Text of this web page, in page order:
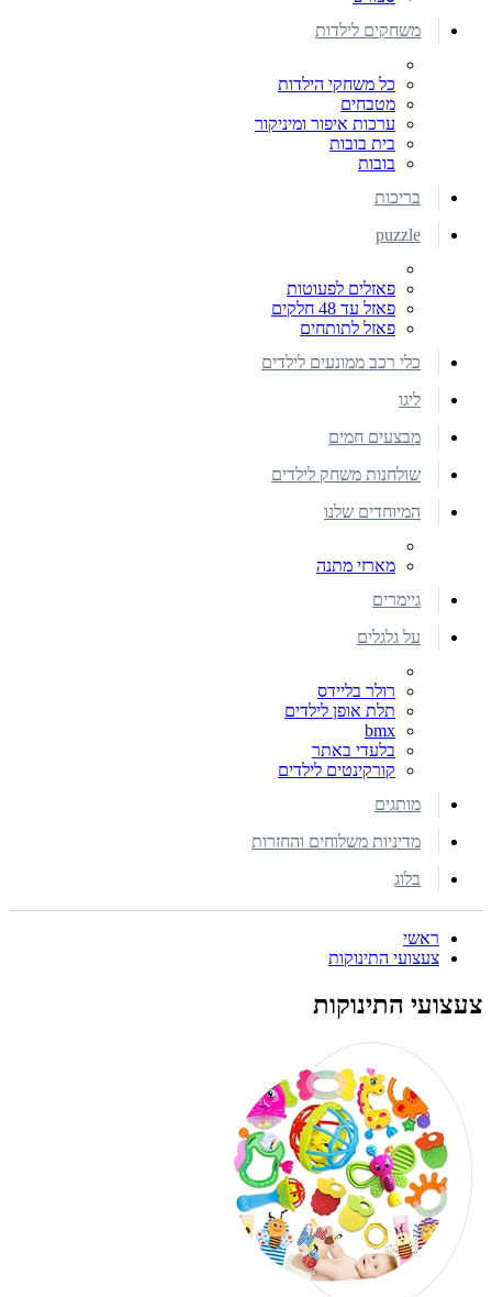
משחקים לילדות
כל משחקי הילדות
מטבחים
ערכות איפור ומיניקור
בית בובות
בובות
בריכות
puzzle
פאזלים לפעוטות
פאזל עד 48 חלקים
פאזל לתותחים
כלי רכב ממונעים לילדים
ליגו
מבצעים חמים
שולחנות משחק לילדים
המיוחדים שלנו
מארזי מתנה
גיימרים
על גלגלים
רולר בליידס
תלת אופן לילדים
bmx
בלעדי באתר
קורקינטים לילדים
מותגים
מדיניות משלוחים והחזרות
בלוג
ראשי
צעצועי התינוקות
צעצועי התינוקות